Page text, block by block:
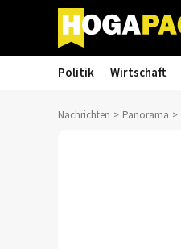
Politik Wirtschaft
Nachrichten Panorama